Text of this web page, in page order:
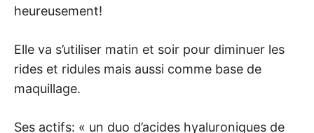
heureusement!
Elle va s’utiliser matin et soir pour diminuer les
rides et ridules mais aussi comme base de
maquillage.
Ses actifs: « un duo d’acides hyaluroniques de